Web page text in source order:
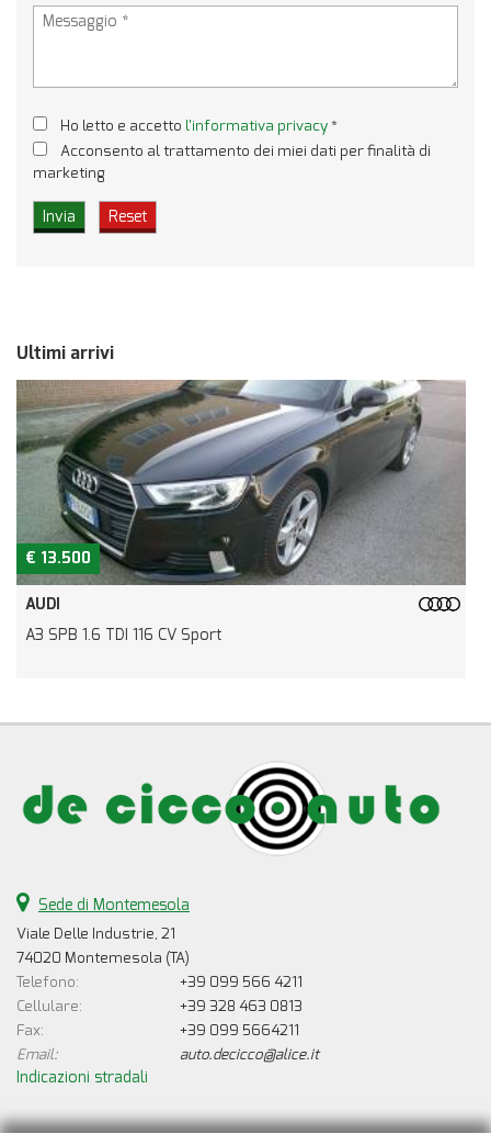
Ho letto e accetto l'informativa privacy*
Acconsento al trattamento dei miei dati per finalità di
marketing
Ultimi arrivi
€ 13.500
AUDI
A3 SPB 1.6 TDI 116 CV Sport
Sede di Montemesola
Viale Delle Industrie, 21
74020 Montemesola (TA)
Telefono:
+39 099 566 4211
Cellulare:
+39 328 463 0813
Fax:
+39 099 5664211
Email:
auto.decicco@alice.it
Indicazioni stradali